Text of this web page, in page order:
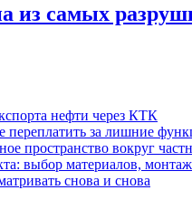
из самых
нефти через КТК
переплатить за лишние
пространство вокруг
выбор материалов,
снова и снова